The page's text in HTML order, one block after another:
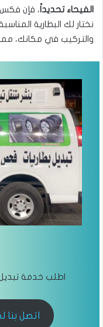
الفيحاء تحديداً ، فإن فكس
نختار لك البطارية
والتركيب في مكانك،
اطلب خدمة تبديل
اتصل بنا